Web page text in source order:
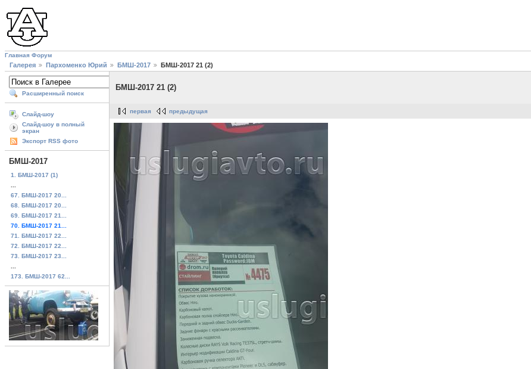
Главная Форум
Галерея Пархоменко Юрий БМШ-2017 БМШ-2017 21 (2)
Расширенный поиск
Слайд-шоу
Слайд-шоу в полный
экран
Экспорт RSS фото
БМШ-2017
1. БМШ-2017 (1)
67. БМШ-2017 20...
68. БМШ-2017 20...
69. БМШ-2017 21...
70. БМШ-2017 21...
71. БМШ-2017 22...
72. БМШ-2017 22...
73. БМШ-2017 23...
173. БМШ-2017 62...
БМШ-2017 21 (2)
первая предыдущая